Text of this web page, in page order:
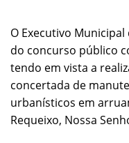
O Executivo
do concurso público
tendo em vista a
concertada de
urbanísticos em
Requeixo, Nossa